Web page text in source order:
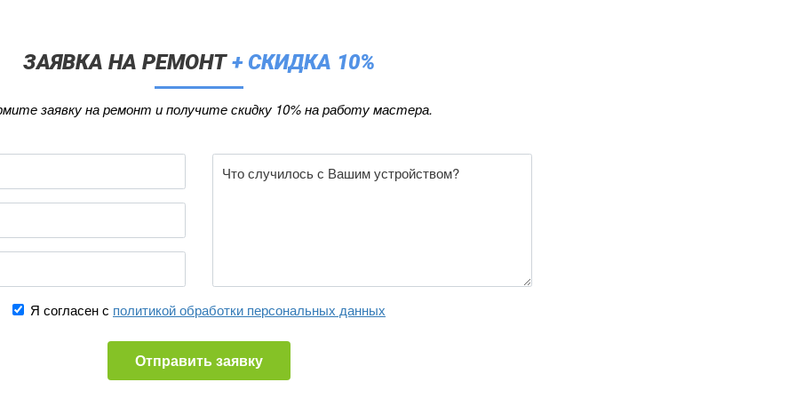
ЗАЯВКА НА РЕМОНТ+ СКИДКА 10%
заявку на ремонт и получите скидку 10% на работу мастера.
Я согласен с политикой обработки персональных данных
Отправить заявку